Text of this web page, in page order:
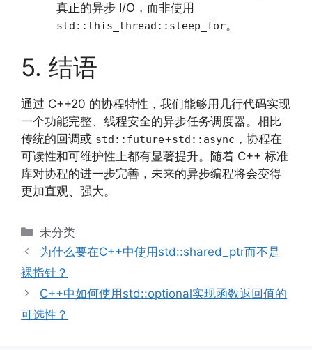
真正的异步 I/O，而非使用
std::this_thread::sleep_for。
5. 结语
通过 C++20 的协程特性，我们能够用几行代码实现
一个功能完整、线程安全的异步任务调度器。相比
传统的回调或 std::future+std::async ，协程在
可读性和可维护性上都有显著提升。随着 C++ 标准
库对协程的进一步完善，未来的异步编程将会变得
更加直观、强大。
分
类
未分类
为什么要在C++中使用std::shared_ptr而不是
裸指针？
C++中如何使用std::optional实现函数返回值的
可选性？